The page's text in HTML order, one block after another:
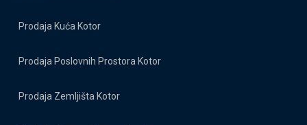
Prodaja Kuća Kotor
Prodaja Poslovnih Prostora Kotor
Prodaja Zemljišta Kotor